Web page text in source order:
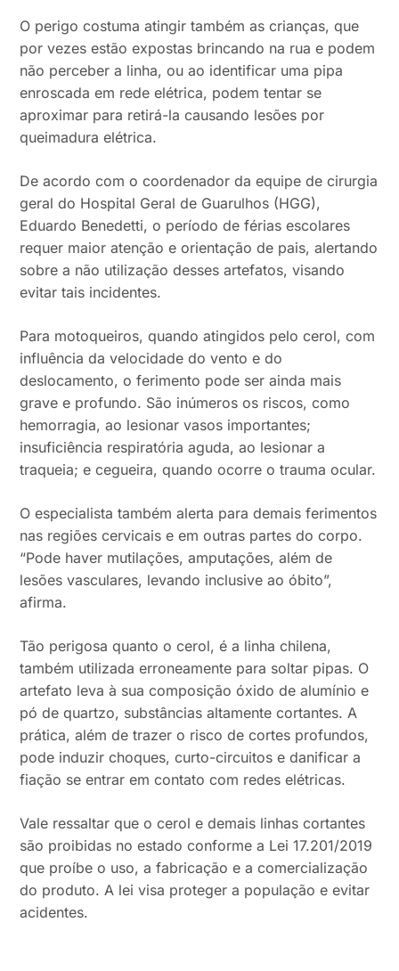
O perigo costuma atingir também as crianças, que
por vezes estão expostas brincando na rua e podem
não perceber a linha, ou ao identificar uma pipa
enroscada em rede elétrica, podem tentar se
aproximar para retirá-la causando lesões por
queimadura elétrica.
De acordo com o coordenador da equipe de cirurgia
geral do Hospital Geral de Guarulhos (HGG),
Eduardo Benedetti, o período de férias escolares
requer maior atenção e orientação de pais, alertando
sobre a não utilização desses artefatos, visando
evitar tais incidentes.
Para motoqueiros, quando atingidos pelo cerol, com
influência da velocidade do vento e do
deslocamento, o ferimento pode ser ainda mais
grave e profundo. São inúmeros os riscos, como
hemorragia, ao lesionar vasos importantes;
insuficiência respiratória aguda, ao lesionar a
traqueia; e cegueira, quando ocorre o trauma ocular.
O especialista também alerta para demais ferimentos
nas regiões cervicais e em outras partes do corpo.
“Pode haver mutilações, amputações, além de
lesões vasculares, levando inclusive ao óbito”,
afirma.
Tão perigosa quanto o cerol, é a linha chilena,
também utilizada erroneamente para soltar pipas. O
artefato leva à sua composição óxido de alumínio e
pó de quartzo, substâncias altamente cortantes. A
prática, além de trazer o risco de cortes profundos,
pode induzir choques, curto-circuitos e danificar a
fiação se entrar em contato com redes elétricas.
Vale ressaltar que o cerol e demais linhas cortantes
são proibidas no estado conforme a Lei 17.201/2019
que proíbe o uso, a fabricação e a comercialização
do produto. A lei visa proteger a população e evitar
acidentes.